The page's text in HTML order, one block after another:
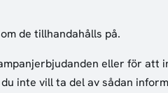
de tillhandahålls på.
eller för att
inte vill ta del av sådan